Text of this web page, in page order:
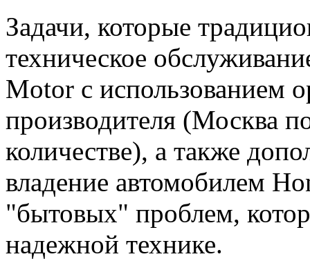
Задачи, которые
техническое
Motor с использованием
производителя (Москва
количестве), а также
владение автомобилем
"бытовых" проблем,
надежной технике.